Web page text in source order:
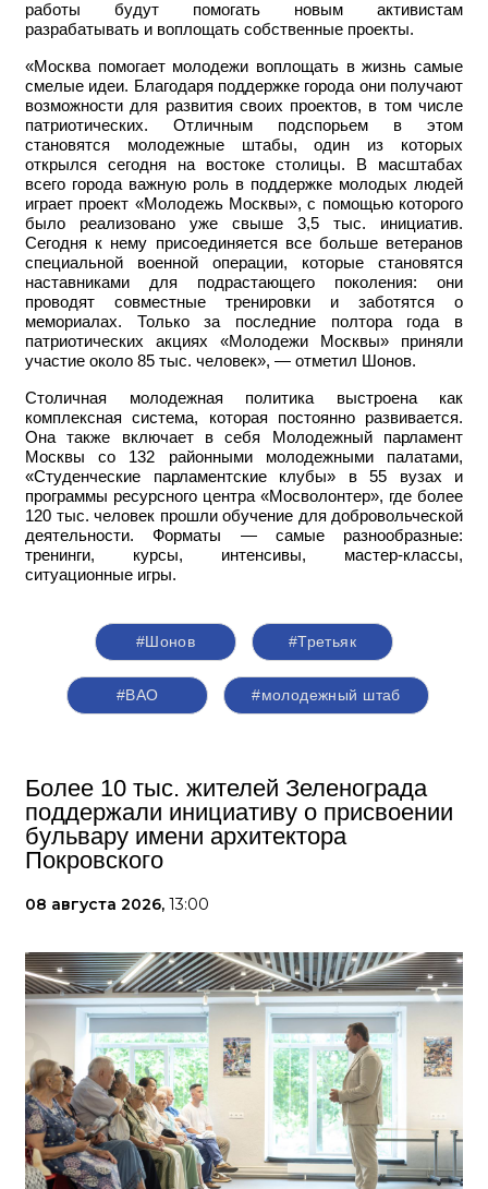
работы будут помогать новым активистам
разрабатывать и воплощать собственные проекты.
«Москва помогает молодежи воплощать в жизнь самые
смелые идеи. Благодаря поддержке города они получают
возможности для развития своих проектов, в том числе
патриотических. Отличным подспорьем в этом
становятся молодежные штабы, один из которых
открылся сегодня на востоке столицы. В масштабах
всего города важную роль в поддержке молодых людей
играет проект «Молодежь Москвы», с помощью которого
было реализовано уже свыше 3,5 тыс. инициатив.
Сегодня к нему присоединяется все больше ветеранов
специальной военной операции, которые становятся
наставниками для подрастающего поколения: они
проводят совместные тренировки и заботятся о
мемориалах. Только за последние полтора года в
патриотических акциях «Молодежи Москвы» приняли
участие около 85 тыс. человек», — отметил Шонов.
Столичная молодежная политика выстроена как
комплексная система, которая постоянно развивается.
Она также включает в себя Молодежный парламент
Москвы со 132 районными молодежными палатами,
«Студенческие парламентские клубы» в 55 вузах и
программы ресурсного центра «Мосволонтер», где более
120 тыс. человек прошли обучение для добровольческой
деятельности. Форматы — самые разнообразные:
тренинги, курсы, интенсивы, мастер-классы,
ситуационные игры.
#Шонов #Третьяк
#ВАО #молодежный штаб
Более 10 тыс. жителей Зеленограда
поддержали инициативу о присвоении
бульвару имени архитектора
Покровского
08 августа 2026, 13:00